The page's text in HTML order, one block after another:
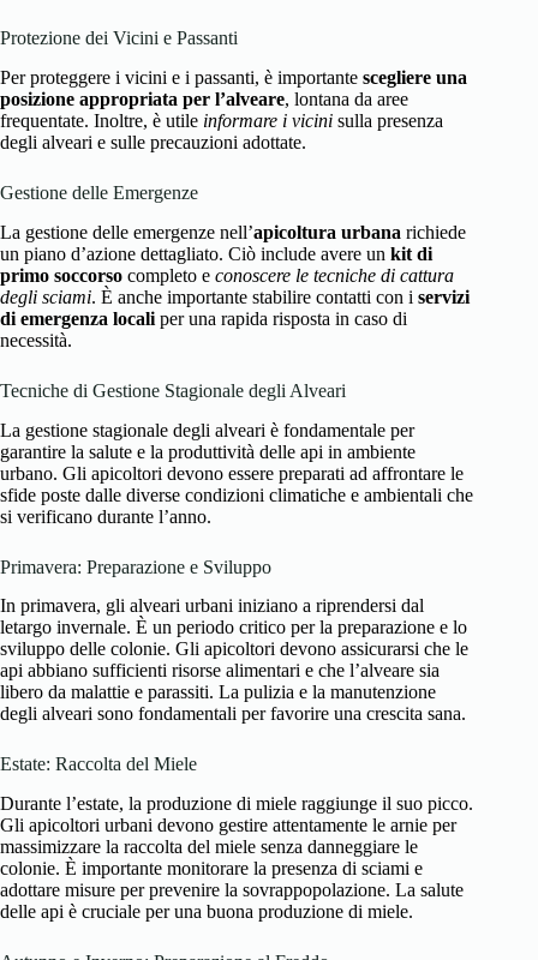
Protezione dei Vicini e Passanti
Per proteggere i vicini e i passanti, è importante scegliere una
posizione appropriata per l’alveare, lontana da aree
frequentate. Inoltre, è utile informare i vicini sulla presenza
degli alveari e sulle precauzioni adottate.
Gestione delle Emergenze
La gestione delle emergenze nell’apicoltura urbana richiede
un piano d’azione dettagliato. Ciò include avere un kit di
primo soccorso completo e conoscere le tecniche di cattura
degli sciami. È anche importante stabilire contatti con i servizi
di emergenza locali per una rapida risposta in caso di
necessità.
Tecniche di Gestione Stagionale degli Alveari
La gestione stagionale degli alveari è fondamentale per
garantire la salute e la produttività delle api in ambiente
urbano. Gli apicoltori devono essere preparati ad affrontare le
sfide poste dalle diverse condizioni climatiche e ambientali che
si verificano durante l’anno.
Primavera: Preparazione e Sviluppo
In primavera, gli alveari urbani iniziano a riprendersi dal
letargo invernale. È un periodo critico per la preparazione e lo
sviluppo delle colonie. Gli apicoltori devono assicurarsi che le
api abbiano sufficienti risorse alimentari e che l’alveare sia
libero da malattie e parassiti. La pulizia e la manutenzione
degli alveari sono fondamentali per favorire una crescita sana.
Estate: Raccolta del Miele
Durante l’estate, la produzione di miele raggiunge il suo picco.
Gli apicoltori urbani devono gestire attentamente le arnie per
massimizzare la raccolta del miele senza danneggiare le
colonie. È importante monitorare la presenza di sciami e
adottare misure per prevenire la sovrappopolazione. La salute
delle api è cruciale per una buona produzione di miele.